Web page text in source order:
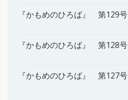
『かもめのひろば』 第129号
『かもめのひろば』 第128号
『かもめのひろば』 第127号